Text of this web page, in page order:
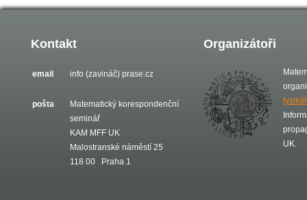
Kontakt
email info (zavináč) prase.cz
pošta
Matematický korespondenční
seminář
KAM MFF UK
Malostranské náměstí 25
118 00 Praha 1
Organizátoři
UK.